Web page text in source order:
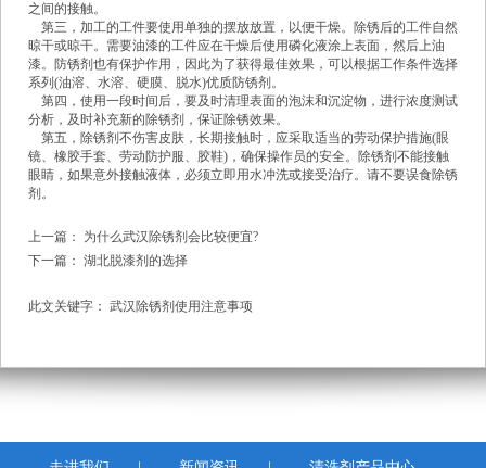
之间的接触。
第三，加工的工件要使用单独的摆放放置，以便干燥。除锈后的工件自然
晾干或晾干。需要油漆的工件应在干燥后使用磷化液涂上表面，然后上油
漆。防锈剂也有保护作用，因此为了获得最佳效果，可以根据工作条件选择
系列(油溶、水溶、硬膜、脱水)优质防锈剂。
第四，使用一段时间后，要及时清理表面的泡沫和沉淀物，进行浓度测试
分析，及时补充新的除锈剂，保证除锈效果。
第五，除锈剂不伤害皮肤，长期接触时，应采取适当的劳动保护措施(眼
镜、橡胶手套、劳动防护服、胶鞋)，确保操作员的安全。除锈剂不能接触
眼睛，如果意外接触液体，必须立即用水冲洗或接受治疗。请不要误食除锈
剂。
上一篇：
为什么武汉除锈剂会比较便宜?
下一篇： 湖北脱漆剂的选择
此文关键字： 武汉除锈剂使用注意事项